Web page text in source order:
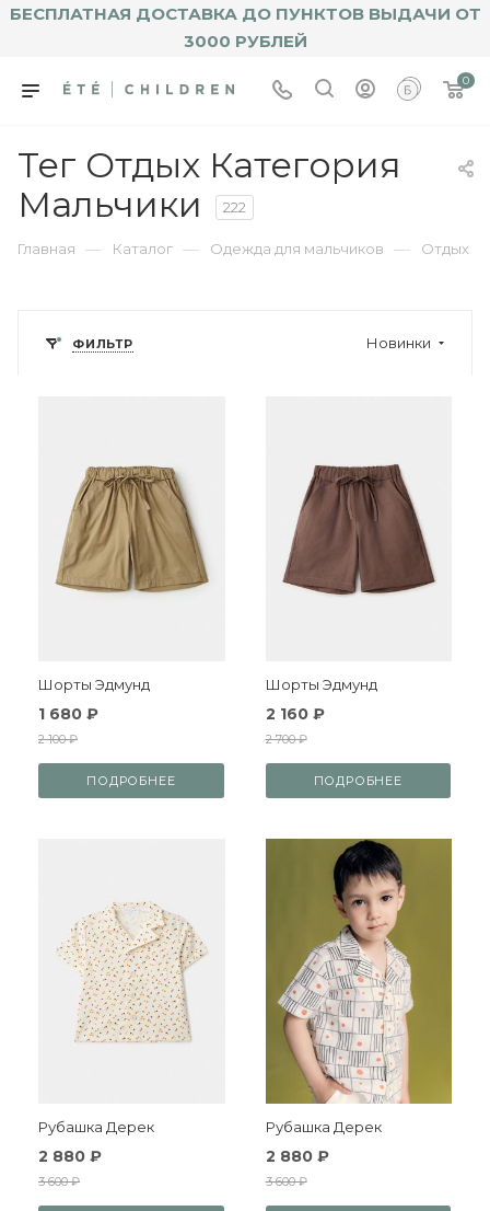
БЕСПЛАТНАЯ ДОСТАВКА ДО ПУНКТОВ ВЫДАЧИ ОТ
3000 РУБЛЕЙ
0
Тег Отдых Категория
Мальчики
222
Главная — Каталог — Одежда для мальчиков — Отдых
ФИЛЬТР Новинки
Шорты Эдмунд
1 680 ₽
2 100 ₽
ПОДРОБНЕЕ
Шорты Эдмунд
2 160 ₽
2 700 ₽
ПОДРОБНЕЕ
Рубашка Дерек
2 880 ₽
3 600 ₽
Рубашка Дерек
2 880 ₽
3 600 ₽